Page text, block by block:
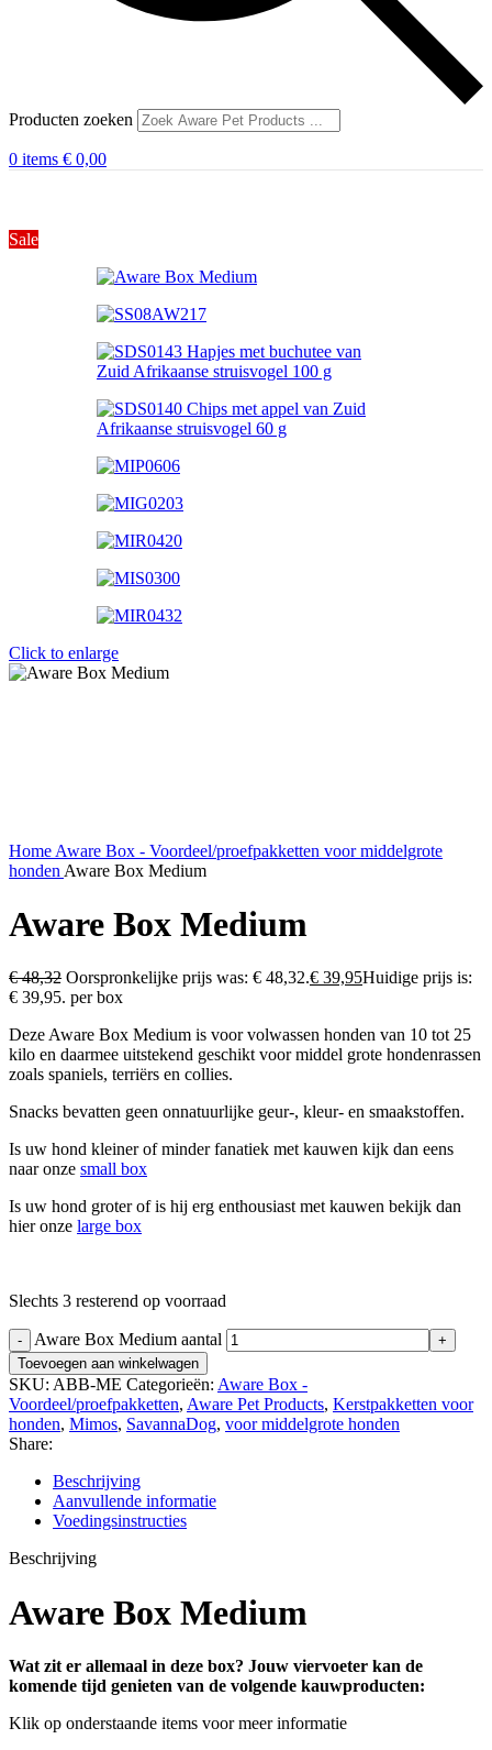
Producten zoeken
0 items € 0,00
Sale
Click to enlarge
Home Aware Box - Voordeel/proefpakketten voor middelgrote
honden Aware Box Medium
Aware Box Medium
€48,32 Oorspronkelijke prijs was: € 48,32.€ 39,95Huidige prijs is:
€ 39,95. per box
Deze Aware Box Medium is voor volwassen honden van 10 tot 25
kilo en daarmee uitstekend geschikt voor middel grote hondenrassen
zoals spaniels, terriërs en collies.
Snacks bevatten geen onnatuurlijke geur-, kleur- en smaakstoffen.
Is uw hond kleiner of minder fanatiek met kauwen kijk dan eens
naar onze small box
Is uw hond groter of is hij erg enthousiast met kauwen bekijk dan
hier onze large box
Slechts 3 resterend op voorraad
Aware Box Medium aantal
Toevoegen aan winkelwagen
SKU: ABB-ME Categorieën: Aware Box -
Voordeel/proefpakketten, Aware Pet Products, Kerstpakketten voor
honden, Mimos, SavannaDog, voor middelgrote honden
Share:
Beschrijving
Aanvullende informatie
Voedingsinstructies
Beschrijving
Aware Box Medium
Wat zit er allemaal in deze box? Jouw viervoeter kan de
komende tijd genieten van de volgende kauwproducten:
Klik op onderstaande items voor meer informatie